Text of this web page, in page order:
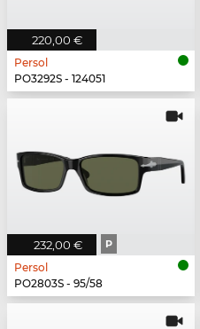
220,00 €
Persol
PO3292S - 124051
232,00 € P
Persol
PO2803S - 95/58